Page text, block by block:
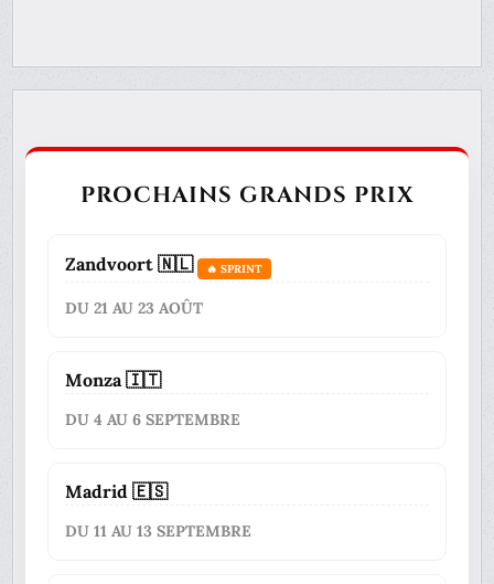
PROCHAINS GRANDS PRIX
Zandvoort 🇳🇱 🔥 SPRINT
DU 21 AU 23 AOÛT
Monza 🇮🇹
DU 4 AU 6 SEPTEMBRE
Madrid 🇪🇸
DU 11 AU 13 SEPTEMBRE